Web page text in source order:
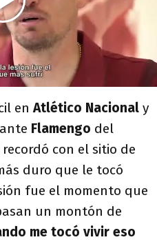
enAtlético Nacional y
Flamengo del
con el sitio de
duro que le tocó
fue el momento que
un montón de
me tocó vivir eso